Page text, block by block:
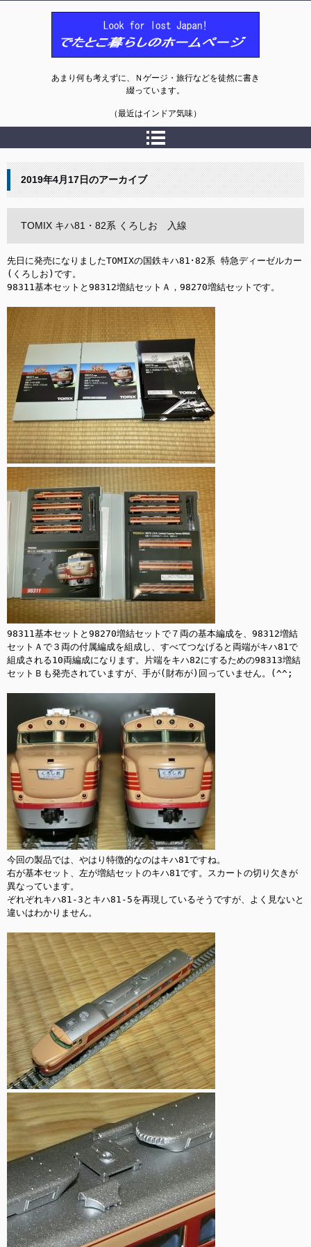
あまり何も考えずに、Ｎゲージ・旅行などを徒然に書き
綴っています。
（最近はインドア気味）
2019年4月17日のアーカイブ
TOMIX キハ81・82系 くろしお 入線
先日に発売になりましたTOMIXの国鉄キハ81･82系 特急ディーゼルカー
(くろしお)です。
98311基本セットと98312増結セットＡ，98270増結セットです。
98311基本セットと98270増結セットで７両の基本編成を、98312増結
セットＡで３両の付属編成を組成し、すべてつなげると両端がキハ81で
組成される10両編成になります。片端をキハ82にするための98313増結
セットＢも発売されていますが、手が(財布が)回っていません。(^^;
今回の製品では、やはり特徴的なのはキハ81ですね。
右が基本セット、左が増結セットのキハ81です。スカートの切り欠きが
異なっています。
ぞれぞれキハ81-3とキハ81-5を再現しているそうですが、よく見ないと
違いはわかりません。